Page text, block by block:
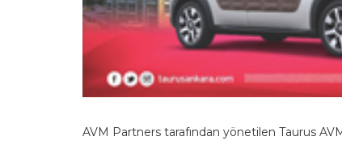
AVM Partners tarafından yönetilen Taurus